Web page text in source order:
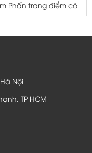
Phấn trang điểm có
khóa rỉ và hút ẩm
Nội
TP HCM